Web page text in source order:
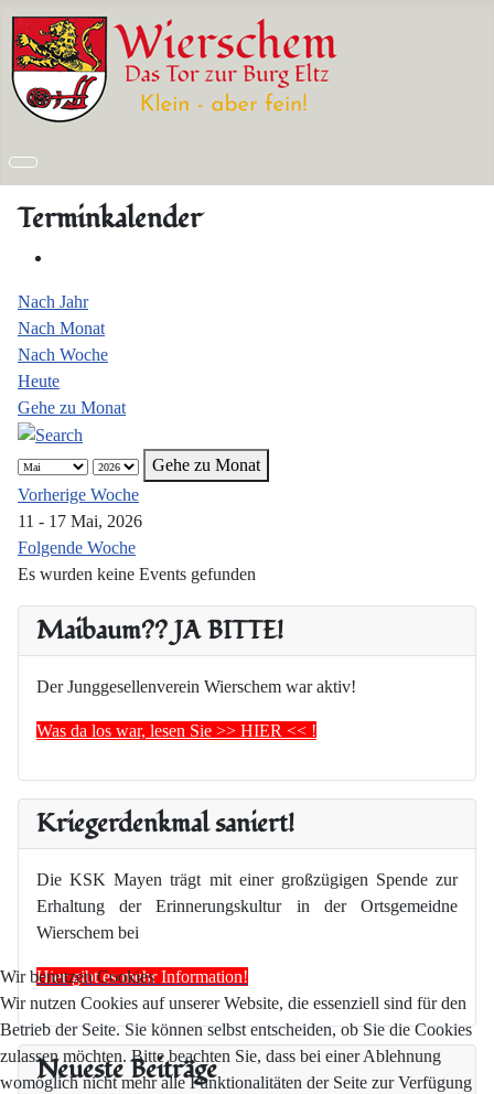
Maibaum?? JA BITTE!
Der Junggesellenverein Wierschem war aktiv!
Was da los war, lesen Sie >> HIER << !
Kriegerdenkmal saniert!
Die KSK Mayen trägt mit einer großzügigen Spende zur
Erhaltung der Erinnerungskultur in der Ortsgemeidne
Wierschem bei
Hier gibt es mehr Information!
Neueste Beiträge
Terminkalender
Nach Jahr
Nach Monat
Nach Woche
Heute
Gehe zu Monat
Gehe zu Monat
Vorherige Woche
11 - 17 Mai, 2026
Folgende Woche
Es wurden keine Events gefunden
Wir benutzen Cookies
Wir nutzen Cookies auf unserer Website, die essenziell sind für den
Betrieb der Seite. Sie können selbst entscheiden, ob Sie die Cookies
zulassen möchten. Bitte beachten Sie, dass bei einer Ablehnung
womöglich nicht mehr alle Funktionalitäten der Seite zur Verfügung